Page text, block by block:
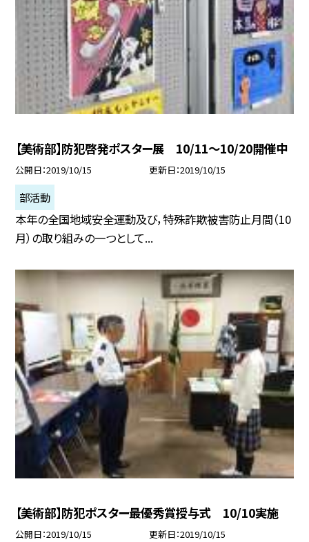
【美術部】防犯啓発ポスター展 10/11〜10/20開催中
公開日 2019/10/15 更新日 2019/10/15
部活動
本年の全国地域安全運動及び，特殊詐欺被害防止月間（10
月）の取り組みの一つとして...
【美術部】防犯ポスター最優秀賞授与式 10/10実施
公開日 2019/10/15 更新日 2019/10/15